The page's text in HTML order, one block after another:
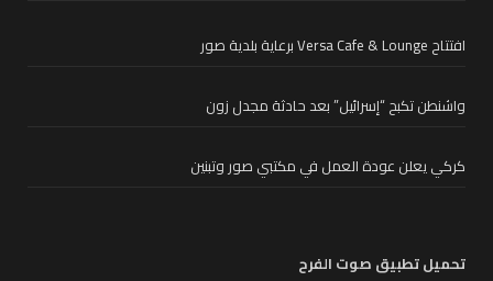
افتتاح Versa Cafe & Lounge برعاية بلدية صور
واشنطن تكبح “إسرائيل” بعد حادثة مجدل زون
كركي يعلن عودة العمل في مكتبي صور وتبنين
تحميل تطبيق صوت الفرح